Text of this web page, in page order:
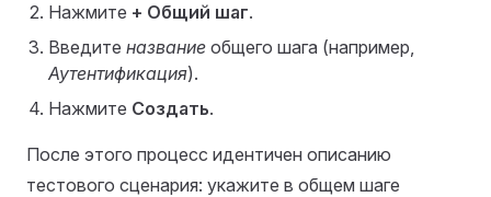
Нажмите + Общий шаг.
Введите название общего шага (например,
Аутентификация).
Нажмите Создать.
После этого процесс идентичен описанию
тестового сценария: укажите в общем шаге